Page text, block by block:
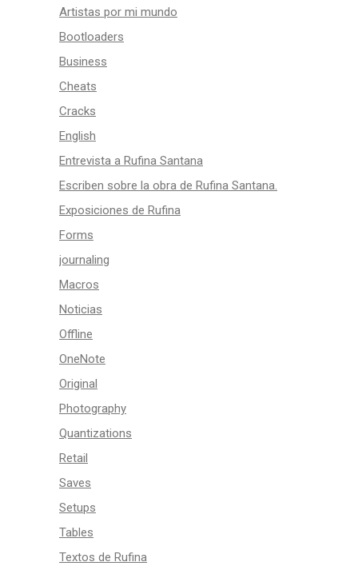
Artistas por mi mundo
Bootloaders
Business
Cheats
Cracks
English
Entrevista a Rufina Santana
Escriben sobre la obra de Rufina Santana.
Exposiciones de Rufina
Forms
journaling
Macros
Noticias
Offline
OneNote
Original
Photography
Quantizations
Retail
Saves
Setups
Tables
Textos de Rufina